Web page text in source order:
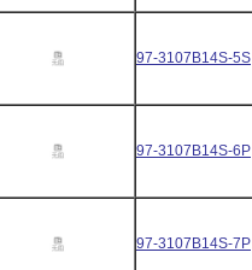
97-3107B14S-5S
97-3107B14S-6P
97-3107B14S-7P